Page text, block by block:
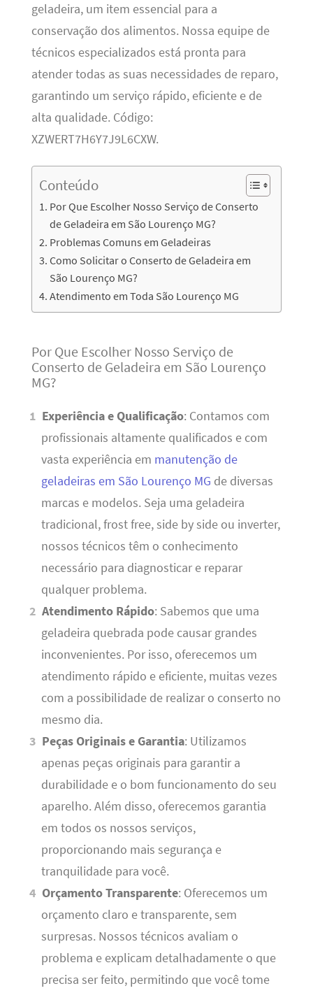
geladeira, um item essencial para a
conservação dos alimentos. Nossa equipe de
técnicos especializados está pronta para
atender todas as suas necessidades de reparo,
garantindo um serviço rápido, eficiente e de
alta qualidade. Código:
XZWERT7H6Y7J9L6CXW.
Conteúdo
Por Que Escolher Nosso Serviço de Conserto
de Geladeira em São Lourenço MG?
Problemas Comuns em Geladeiras
Como Solicitar o Conserto de Geladeira em
São Lourenço MG?
Atendimento em Toda São Lourenço MG
Por Que Escolher Nosso Serviço de
Conserto de Geladeira em São Lourenço
MG?
Experiência e Qualificação: Contamos com
profissionais altamente qualificados e com
vasta experiência em manutenção de
geladeiras em São Lourenço MG de diversas
marcas e modelos. Seja uma geladeira
tradicional, frost free, side by side ou inverter,
nossos técnicos têm o conhecimento
necessário para diagnosticar e reparar
qualquer problema.
Atendimento Rápido: Sabemos que uma
geladeira quebrada pode causar grandes
inconvenientes. Por isso, oferecemos um
atendimento rápido e eficiente, muitas vezes
com a possibilidade de realizar o conserto no
mesmo dia.
Peças Originais e Garantia: Utilizamos
apenas peças originais para garantir a
durabilidade e o bom funcionamento do seu
aparelho. Além disso, oferecemos garantia
em todos os nossos serviços,
proporcionando mais segurança e
tranquilidade para você.
Orçamento Transparente: Oferecemos um
orçamento claro e transparente, sem
surpresas. Nossos técnicos avaliam o
problema e explicam detalhadamente o que
precisa ser feito, permitindo que você tome